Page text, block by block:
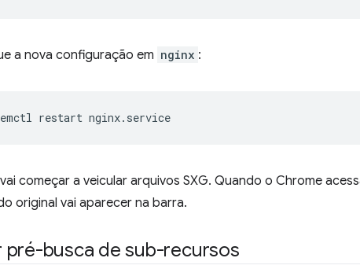
a nova configuração em nginx :
restart
vai começar a veicular arquivos SXG. Quando o Chrome
original vai aparecer na barra.
pré-busca de sub-recursos